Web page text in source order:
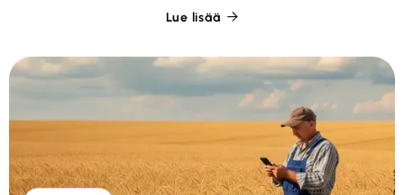
Lue lisää 